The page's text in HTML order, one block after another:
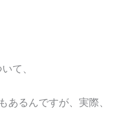
て、
るんですが、実際、